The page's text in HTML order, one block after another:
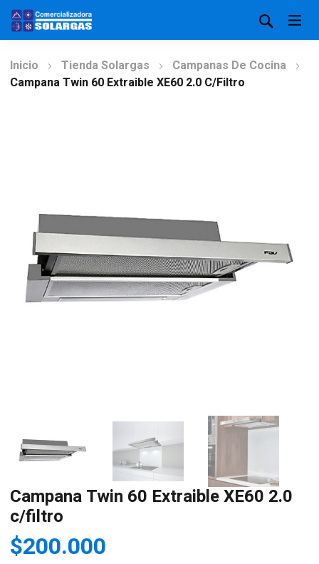
Inicio Tienda Solargas
Campanas De Cocina
Campana Twin 60 Extraible XE60 2.0 C/filtro
Campana Twin 60 Extraible XE60 2.0
c/filtro
$200.000